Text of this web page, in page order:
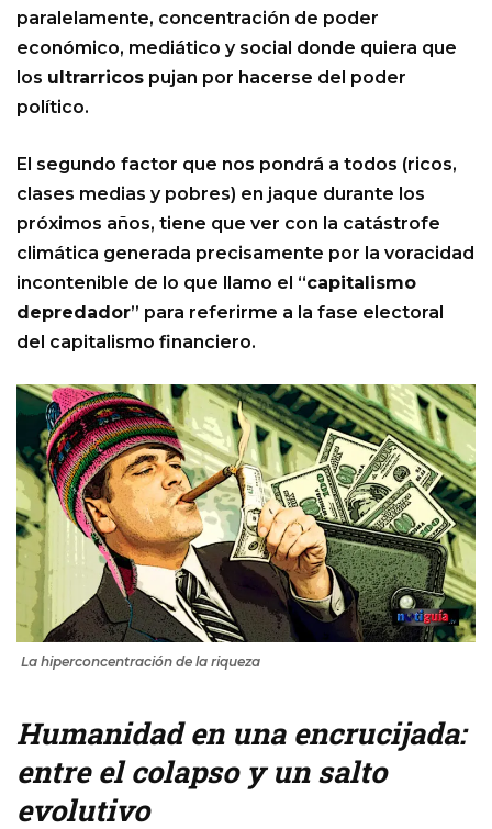
paralelamente, concentración de poder
económico, mediático y social donde quiera que
los ultrarricos pujan por hacerse del poder
político.
El segundo factor que nos pondrá a todos (ricos,
clases medias y pobres) en jaque durante los
próximos años, tiene que ver con la catástrofe
climática generada precisamente por la voracidad
incontenible de lo que llamo el “capitalismo
depredador” para referirme a la fase electoral
del capitalismo financiero.
La hiperconcentración de la riqueza
Humanidad en una encrucijada:
entre el colapso y un salto
evolutivo